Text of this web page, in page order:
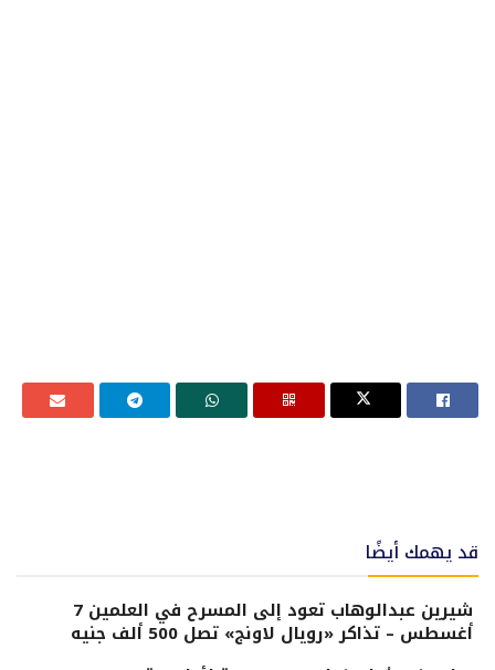
قد يهمك أيضًا
شيرين عبدالوهاب تعود إلى المسرح في العلمين 7
أغسطس – تذاكر «رويال لاونج» تصل 500 ألف جنيه